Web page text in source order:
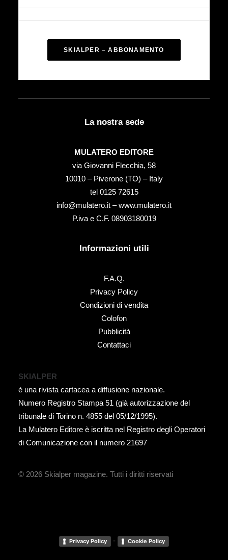
SKIALPER – ABBONAMENTO
La nostra sede
MULATERO EDITORE
via Giovanni Flecchia, 58
10010 – Piverone (TO) – Italy
tel ‭0125 72615‬
info@mulatero.it –www.mulatero.it
P.iva e C.F. 08903180019
Informazioni utili
F.A.Q.
Privacy Policy
Condizioni di vendita
Colofon
Pubblicità
Contattaci
SKIALPER
è una rivista cartacea a diffusione nazionale.
Numero Registro Stampa 51 (già autorizzazione del
tribunale di Torino n. 4855 del 05/12/1995).
La Mulatero Editore è iscritta nel Registro degli Operatori
di Comunicazione con il numero 21697
© 2026 Skialper magazine. Tutti i diritti riservati
Privacy Policy - Cookie Policy